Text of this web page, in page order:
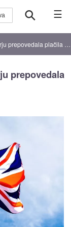
☰
plačila odkupnin
prepovedala